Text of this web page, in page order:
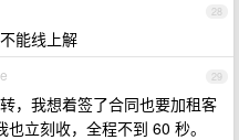
28
能线上解
29
，我想着签了合同也要加租客
立刻收，全程不到 60 秒。